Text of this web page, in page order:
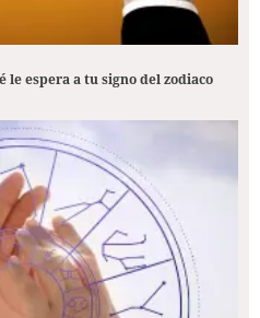
le espera a tu signo del zodiaco